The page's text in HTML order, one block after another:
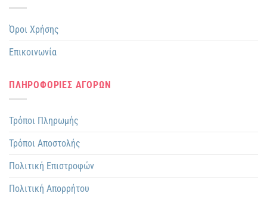
Όροι Χρήσης
Επικοινωνία
ΠΛΗΡΟΦΟΡΙΕΣ ΑΓΟΡΩΝ
Τρόποι Πληρωμής
Τρόποι Αποστολής
Πολιτική Επιστροφών
Πολιτική Απορρήτου